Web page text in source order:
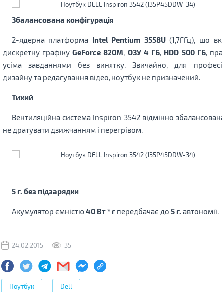
Збалансована конфігурація
2-ядерна платформа Intel Pentium 3558U(1,7ГГц), що
дискретну графікуGeForce 820M, ОЗУ 4 ГБ, HDD 500 ГБ,
усіма завданнями без винятку. Звичайно, для
дизайну та редагування відео, ноутбук не призначений.
Тихий
Вентиляційна система Inspiron 3542 відмінно
не дратувати дзижчанням і перегрівом.
5 г. без підзарядки
Акумулятор ємністю 40 Вт * гпередбачає до 5 г. автономії.
24.02.2015 35
Ноутбук Dell